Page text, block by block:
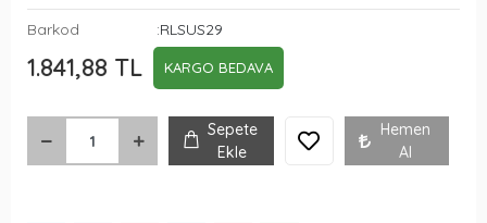
Barkod :RLSUS29
1.841,88 TL KARGO BEDAVA
Sepete
Ekle
Hemen
Al